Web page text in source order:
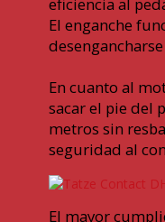
El enganche
En cuanto al
sacar el pie del
metros sin
seguridad al
El mayor